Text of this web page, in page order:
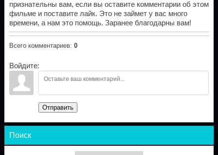
признательны вам, если вы оставите комментарии об этом
фильме и поставите лайк. Это не займет у вас много
времени, а нам это помощь. Заранее благодарны вам!
Всего комментариев: 0
Войдите:
Отправить
Поиск